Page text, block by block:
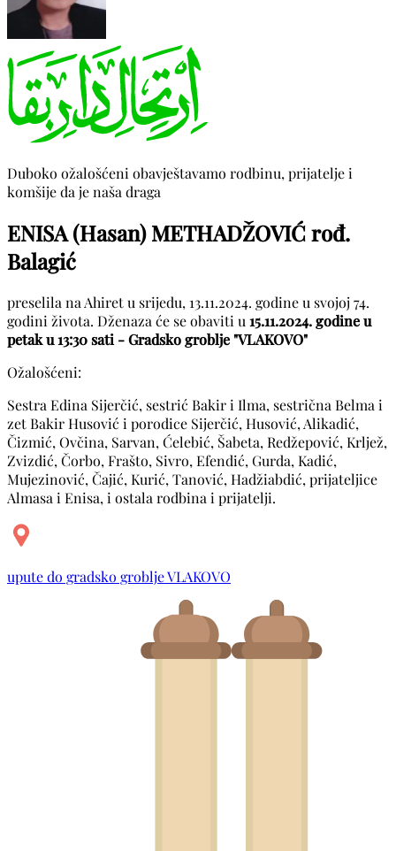
Duboko ožalošćeni obavještavamo rodbinu, prijatelje i
komšije da je naša draga
ENISA (Hasan) METHADŽOVIĆ rođ.
Balagić
preselila na Ahiret u srijedu, 13.11.2024. godine u svojoj 74.
godini života. Dženaza će se obaviti u 15.11.2024. godine u
petak u 13:30 sati - Gradsko groblje "VLAKOVO"
Ožalošćeni:
Sestra Edina Sijerčić, sestrić Bakir i Ilma, sestrična Belma i
zet Bakir Husović i porodice Sijerčić, Husović, Alikadić,
Čizmić, Ovčina, Sarvan, Ćelebić, Šabeta, Redžepović, Krljež,
Zvizdić, Čorbo, Frašto, Sivro, Efendić, Gurda, Kadić,
Mujezinović, Čajić, Kurić, Tanović, Hadžiabdić, prijateljice
Almasa i Enisa, i ostala rodbina i prijatelji.
upute do gradsko groblje VLAKOVO